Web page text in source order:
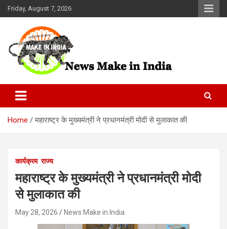
Skip
to
Friday, August 7, 2026
News Make In india
Home महाराष्ट्र के मुख्यमंत्री ने प्रधानमंत्री मोदी से मुलाकात की
कार्यक्रम राज्य
महाराष्ट्र के मुख्यमंत्री ने प्रधानमंत्री मोदी
से मुलाकात की
May 28, 2026 News Make in India